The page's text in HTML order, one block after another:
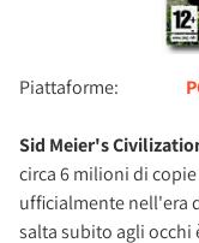
Piattaforme:
Sid Meier's
circa 6 milioni di
ufficialmente nell'era
salta subito agli occhi